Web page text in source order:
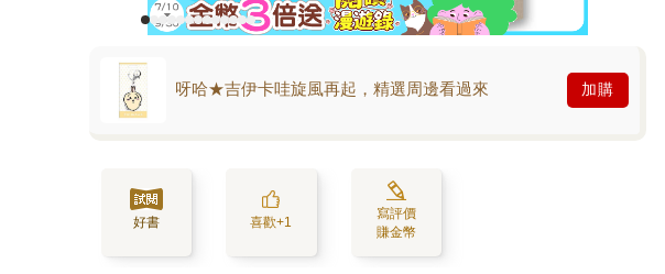
呀哈★吉伊卡哇旋風再起，精選周邊看過來 加購
好書 喜歡+1
寫評價
賺金幣